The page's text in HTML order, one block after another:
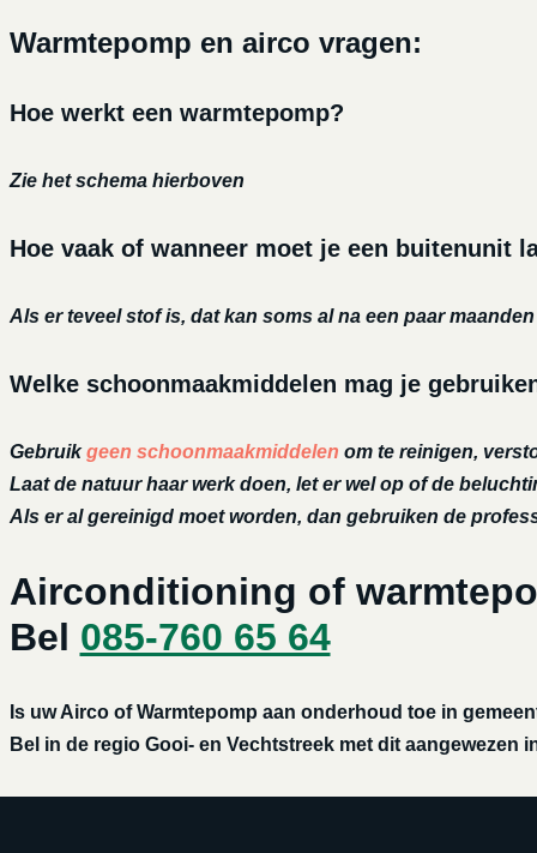
Warmtepomp en airco vragen:
Hoe werkt een warmtepomp?
Zie het schema hierboven
Hoe vaak of wanneer moet je een buitenunit
Als er teveel stof is, dat kan soms al na een paar
Welke schoonmaakmiddelen mag je
Gebruikgeen schoonmaakmiddelen om te reinigen,
Laat de natuur haar werk doen, let er wel op of de
Als er al gereinigd moet worden, dan gebruiken de
Airconditioning of
Bel 085-760 65 64
Is uw Airco of Warmtepomp aan onderhoud toe in
Bel in de regio Gooi- en Vechtstreek met dit aangewezen